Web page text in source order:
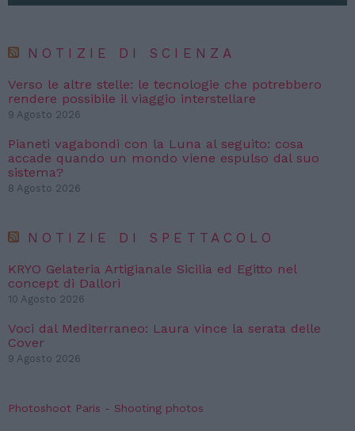
NOTIZIE DI SCIENZA
Verso le altre stelle: le tecnologie che potrebbero
rendere possibile il viaggio interstellare
9 Agosto 2026
Pianeti vagabondi con la Luna al seguito: cosa
accade quando un mondo viene espulso dal suo
sistema?
8 Agosto 2026
NOTIZIE DI SPETTACOLO
KRYO Gelateria Artigianale Sicilia ed Egitto nel
concept di Dallori
10 Agosto 2026
Voci dal Mediterraneo: Laura vince la serata delle
Cover
9 Agosto 2026
Photoshoot Paris - Shooting photos